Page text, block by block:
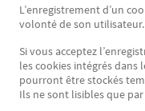
L’enregistrement d’un
volonté de son utilisateur.
Si vous acceptez
les cookies intégrés dans
pourront être stockés
Ils ne sont lisibles que